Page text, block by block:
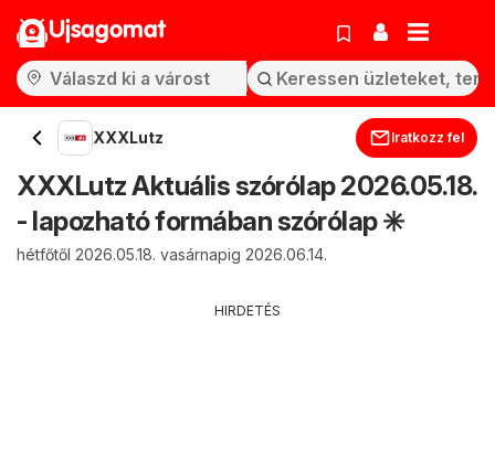
Ujsagomat
XXXLutz Iratkozz fel
XXXLutz Aktuális szórólap 2026.05.18.
- lapozható formában szórólap ✳️
hétfőtől 2026.05.18. vasárnapig 2026.06.14.
HIRDETÉS